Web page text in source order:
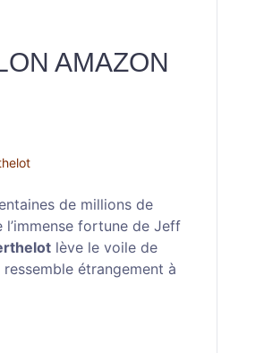
AMAZON
de millions de
fortune de Jeff
lève le voile de
étrangement à